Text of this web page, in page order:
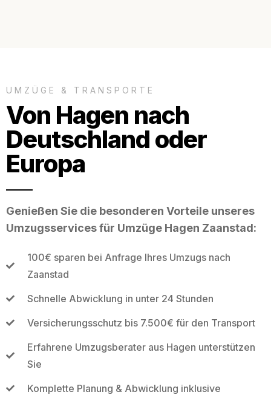
UMZÜGE & TRANSPORTE
Von Hagen nach
Deutschland oder
Europa
Genießen Sie die besonderen Vorteile unseres
Umzugsservices für Umzüge Hagen Zaanstad:
100€ sparen bei Anfrage Ihres Umzugs nach
Zaanstad
Schnelle Abwicklung in unter 24 Stunden
Versicherungsschutz bis 7.500€ für den Transport
Erfahrene Umzugsberater aus Hagen unterstützen
Sie
Komplette Planung & Abwicklung inklusive